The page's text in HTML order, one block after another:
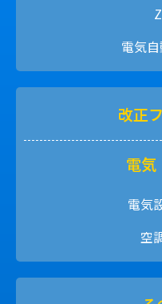
電気
改正
電気
電気
空